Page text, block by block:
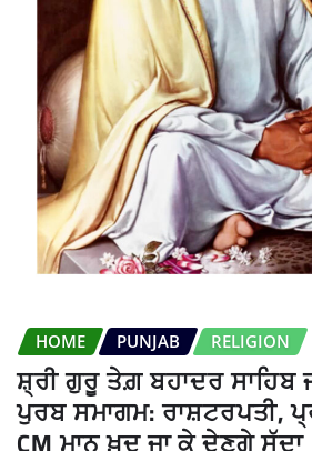
HOME PUNJAB RELIGION
ਸ਼੍ਰੀ ਗੁਰੂ ਤੇਗ਼ ਬਹਾਦਰ ਸਾਹਿਬ
ਪੁਰਬ ਸਮਾਗਮ: ਰਾਸ਼ਟਰਪਤੀ,